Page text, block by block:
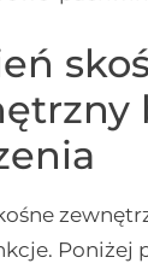
Poniżej